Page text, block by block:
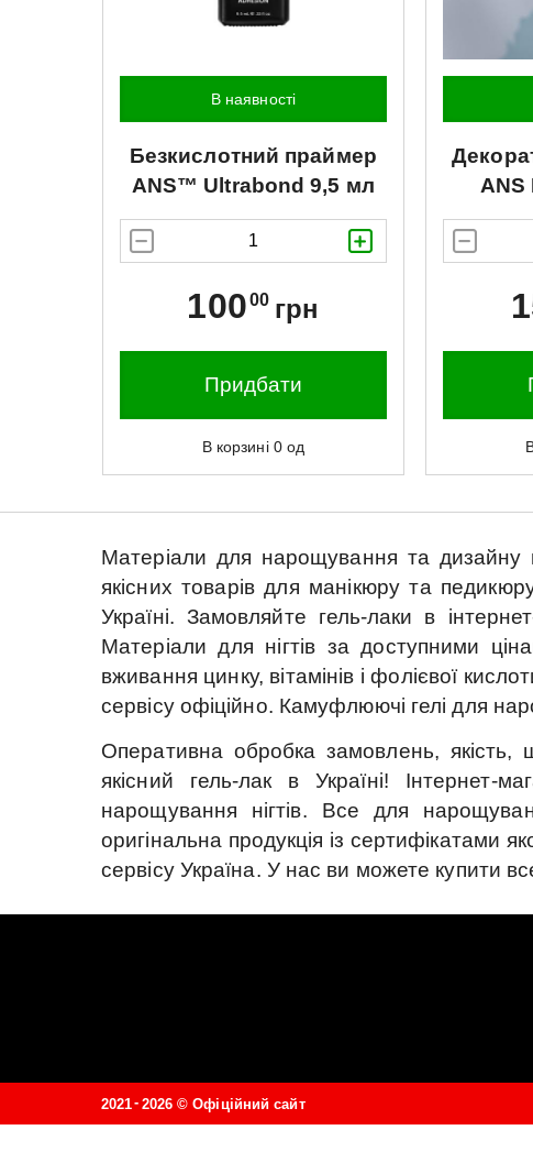
В наявності
Безкислотний праймер
ANS™ Ultrabond 9,5 мл
10000 грн
Придбати
В корзині 0 од
ANS
Матеріали для нарощування та дизайну
якісних товарів для манікюру та
Україні. Замовляйте гель-лаки в
Матеріали для нігтів за доступними
вживання цинку, вітамінів і фолієвої
сервісу офіційно. Камуфлюючі гелі для
Оперативна обробка замовлень, якість,
якісний гель-лак в Україні!
Інтернет-
нарощування нігтів.
Все для
оригінальна продукція із сертифікатами
сервісу Україна. У нас ви можете купити
2021- 2026 ©Офіційний сайт